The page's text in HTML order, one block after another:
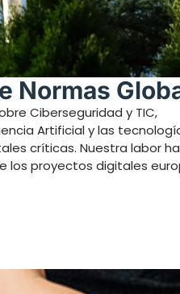
Normas
Ciberseguridad y TIC,
Artificial y las
críticas. Nuestra labor
los proyectos digitales